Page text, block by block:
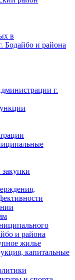
в
Бодайбо и района
г.
и района
жилье
капитальные